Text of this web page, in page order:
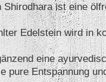
Shirodhara ist eine
Edelstein wird in
eine
pure Entspannung